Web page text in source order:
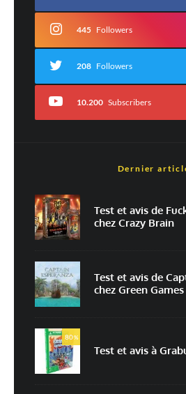
Commentaire*
E-mail*
Enregistrer mon nom, mon e-mail et mon
mon prochain commentaire.
Prévenez-moi de tous les nouveaux
Prévenez-moi de tous les nouveaux articles par
445 Followers
208 Followers
10.200 Subscribers
Dernier
Test et avis de
chez Crazy Brain
Test et avis de
chez Green Games
80%
Test et avis à